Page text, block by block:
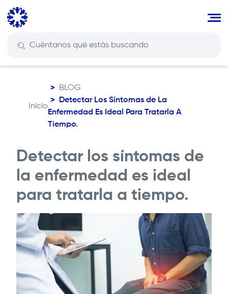
Pasar
principal
Inicio
BLOG
Detectar Los Síntomas de La
Enfermedad Es Ideal Para Tratarla A
Tiempo.
Detectar los síntomas de
la enfermedad es ideal
para tratarla a tiempo.